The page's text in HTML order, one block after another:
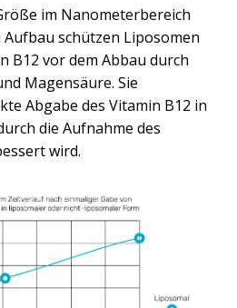
im Nanometerbereich
schützen Liposomen
B12 vor dem Abbau durch
Magensäure. Sie
Abgabe des Vitamin B12 in
die Aufnahme des
wird.